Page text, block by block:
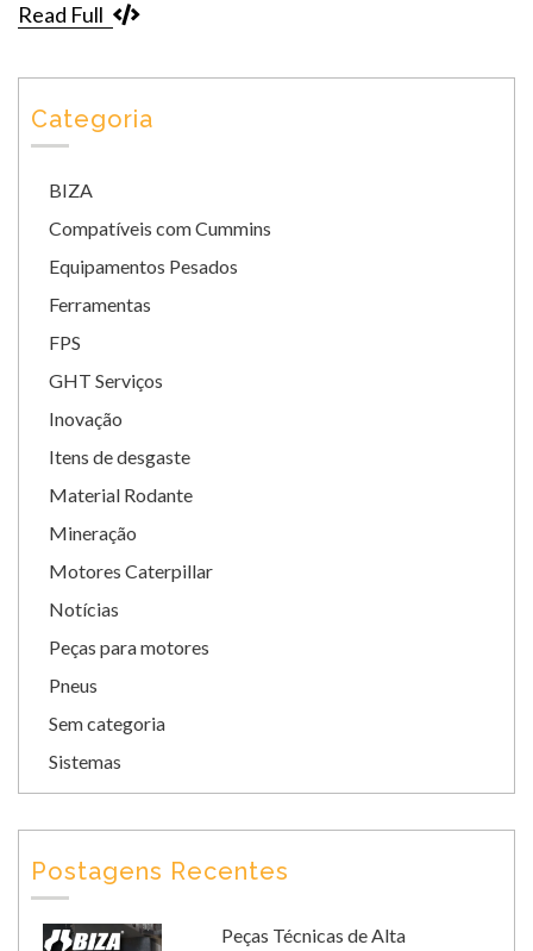
Read Full
Categoria
BIZA
Compatíveis com Cummins
Equipamentos Pesados
Ferramentas
FPS
GHT Serviços
Inovação
Itens de desgaste
Material Rodante
Mineração
Motores Caterpillar
Notícias
Peças para motores
Pneus
Sem categoria
Sistemas
Postagens Recentes
Peças Técnicas de Alta